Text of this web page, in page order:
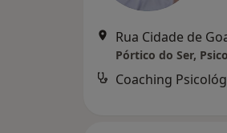
Coaching